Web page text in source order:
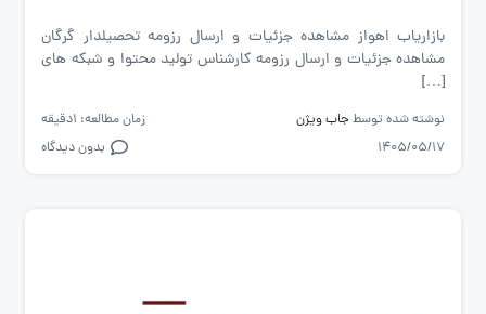
بازاریاب اهواز مشاهده جزئیات و ارسال رزومه تحصیلدار گرگان
مشاهده جزئیات و ارسال رزومه کارشناس تولید محتوا و شبکه های
[…]
نوشته شده توسط جاب ویژن
زمان مطالعه: 1دقیقه
1405/05/17
بدون دیدگاه